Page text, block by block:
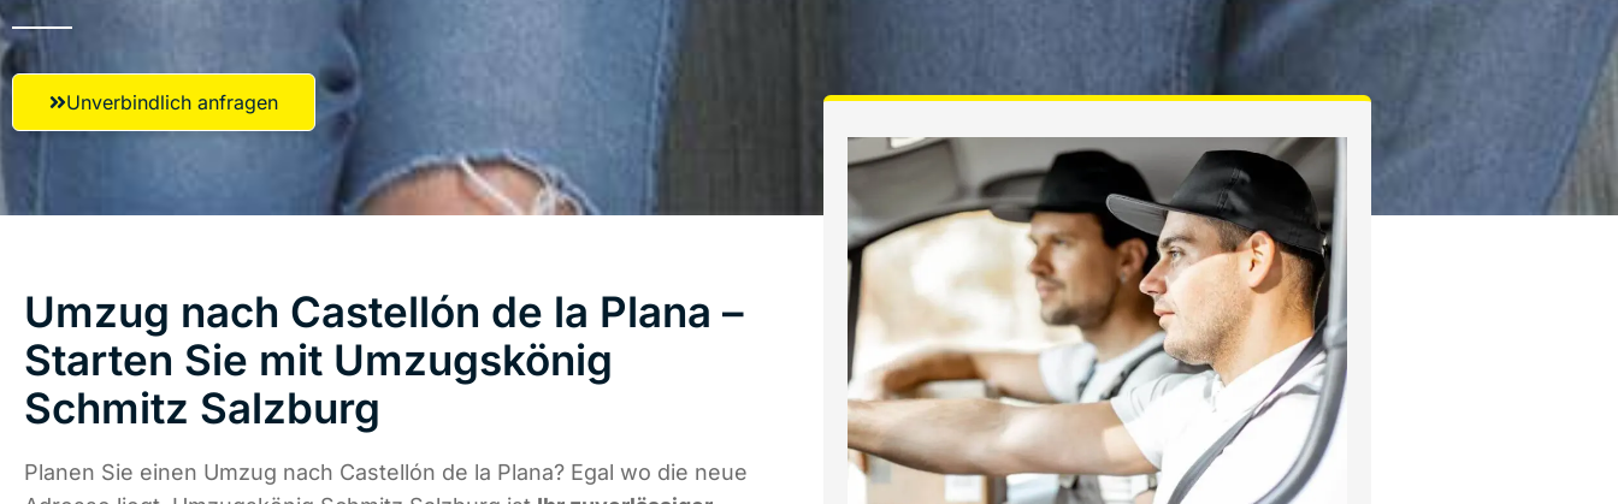
Unverbindlich anfragen
Umzug nach Castellón de la Plana –
Starten Sie mit Umzugskönig
Schmitz Salzburg
Planen Sie einen Umzug nach Castellón de la Plana? Egal wo die neue